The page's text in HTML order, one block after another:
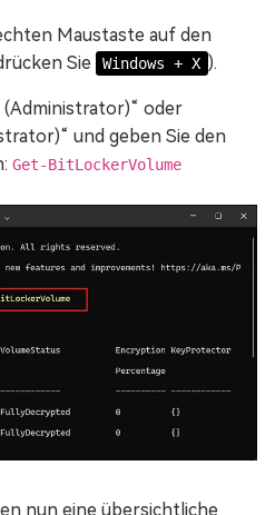
Maustaste auf den
Sie
Windows + X ).
(Administrator)“ oder
und geben Sie den
Get-BitLockerVolume
nun eine übersichtliche